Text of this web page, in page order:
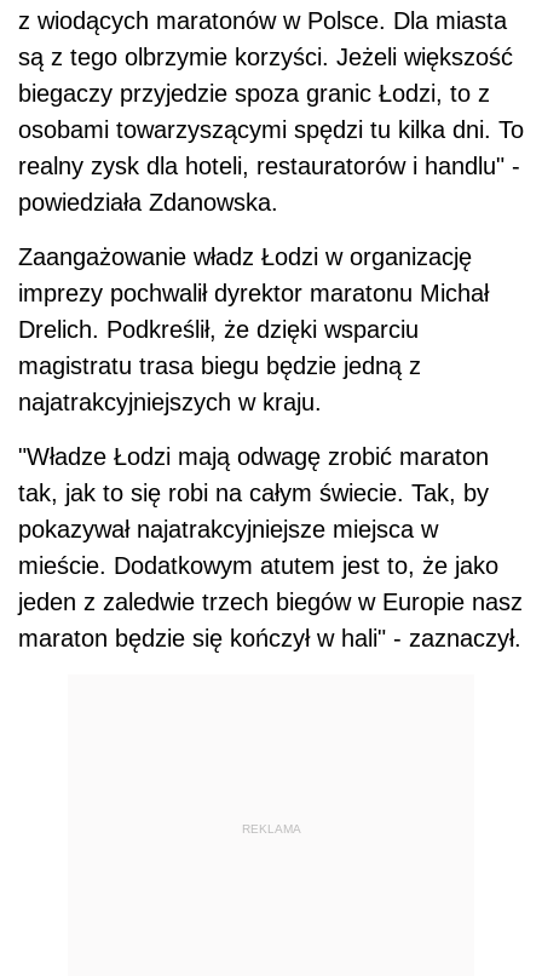
z wiodących maratonów w Polsce. Dla miasta
są z tego olbrzymie korzyści. Jeżeli większość
biegaczy przyjedzie spoza granic Łodzi, to z
osobami towarzyszącymi spędzi tu kilka dni. To
realny zysk dla hoteli, restauratorów i handlu" -
powiedziała Zdanowska.
Zaangażowanie władz Łodzi w organizację
imprezy pochwalił dyrektor maratonu Michał
Drelich. Podkreślił, że dzięki wsparciu
magistratu trasa biegu będzie jedną z
najatrakcyjniejszych w kraju.
"Władze Łodzi mają odwagę zrobić maraton
tak, jak to się robi na całym świecie. Tak, by
pokazywał najatrakcyjniejsze miejsca w
mieście. Dodatkowym atutem jest to, że jako
jeden z zaledwie trzech biegów w Europie nasz
maraton będzie się kończył w hali" - zaznaczył.
REKLAMA